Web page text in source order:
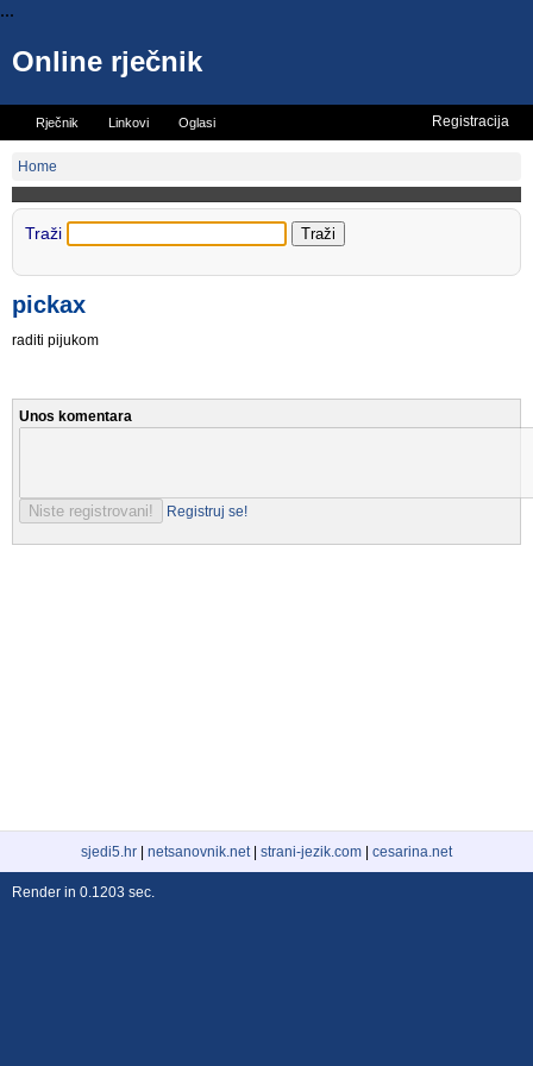
...
Online rječnik
Rječnik Linkovi Oglasi Registracija
Home
Traži
pickax
raditi pijukom
Unos komentara
Registruj se!
sjedi5.hr netsanovnik.net| strani-jezik.com cesarina.net
Render in 0.1203 sec.